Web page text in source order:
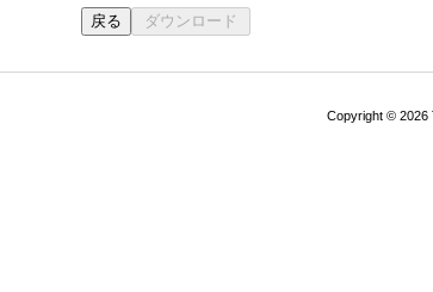
Copyright © 2026